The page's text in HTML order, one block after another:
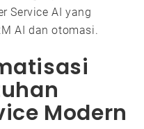
Service AI yang
AI dan otomasi.
Modern